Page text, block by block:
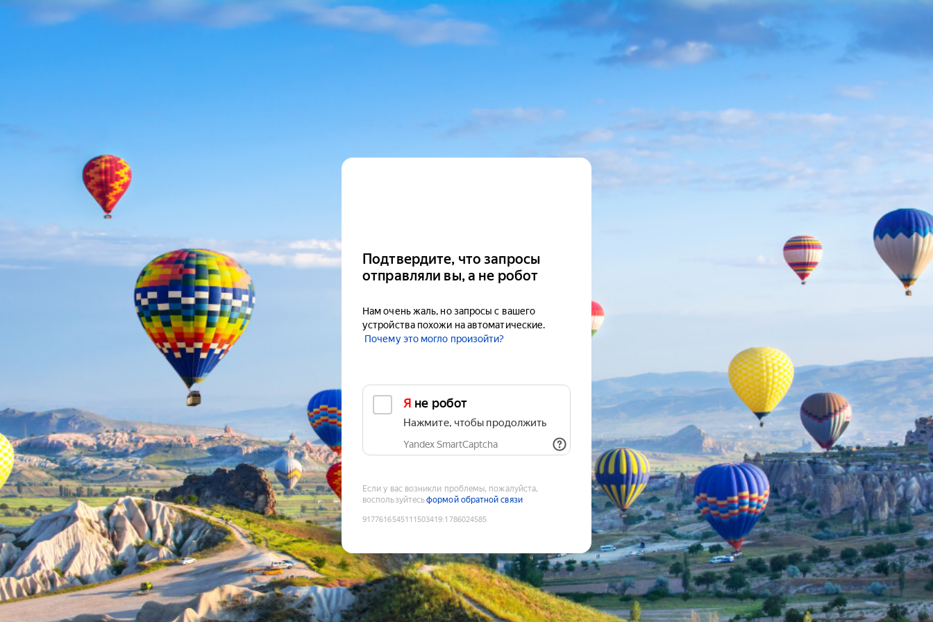
Подтвердите, что запросы
отправляли вы, а не робот
Нам очень жаль, но запросы с вашего
устройства похожи на автоматические.
Почему это могло произойти?
Я не робот
Нажмите, чтобы продолжить
Yandex SmartCaptcha
Если у вас возникли проблемы, пожалуйста,
воспользуйтесьформой обратной связи
9177616545111503419:1786024585